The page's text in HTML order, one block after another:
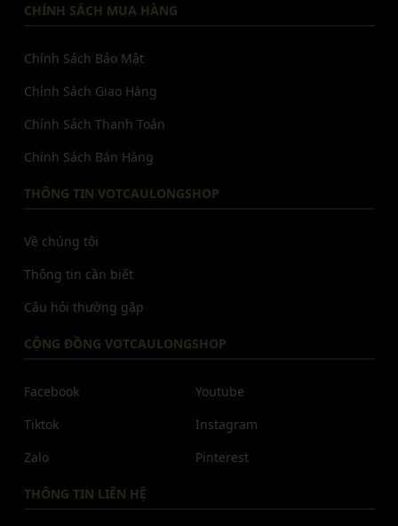
CHÍNH SÁCH MUA HÀNG
Chính Sách Bảo Mật
Chính Sách Giao Hàng
Chính Sách Thanh Toán
Chính Sách Bán Hàng
THÔNG TIN VOTCAULONGSHOP
Về chúng tôi
Thông tin cần biết
Câu hỏi thường gặp
CỘNG ĐỒNG VOTCAULONGSHOP
Facebook
Tiktok
Zalo
Youtube
Instagram
Pinterest
THÔNG TIN LIÊN HỆ